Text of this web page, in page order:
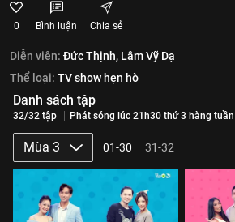
0 Bình luận Chia sẻ
Diễn viên: Đức Thịnh, Lâm Vỹ Dạ
Thể loại: TV show hẹn hò
Danh sách tập
32/32 tập Phát sóng lúc 21h30 thứ 3 hàng tuần
Mùa 3 01-30 31-32